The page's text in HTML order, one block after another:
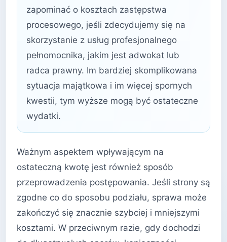
zapominać o kosztach zastępstwa
procesowego, jeśli zdecydujemy się na
skorzystanie z usług profesjonalnego
pełnomocnika, jakim jest adwokat lub
radca prawny. Im bardziej skomplikowana
sytuacja majątkowa i im więcej spornych
kwestii, tym wyższe mogą być ostateczne
wydatki.
Ważnym aspektem wpływającym na
ostateczną kwotę jest również sposób
przeprowadzenia postępowania. Jeśli strony są
zgodne co do sposobu podziału, sprawa może
zakończyć się znacznie szybciej i mniejszymi
kosztami. W przeciwnym razie, gdy dochodzi